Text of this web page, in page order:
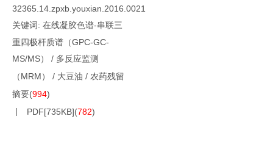
32365.14.zpxb.youxian.2016.0021
关键词: 在线凝胶色谱-串联三
重四极杆质谱（GPC-GC-
MS/MS）
/ 多反应监测
（MRM）
/ 大豆油 / 农药残留
摘要(994)
PDF[735KB](782)